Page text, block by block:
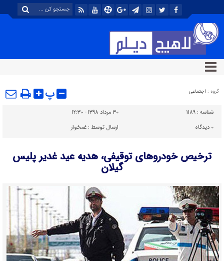
گروه : اجتماعی پ
شناسه : ۱۱۸۹
۳۰ مرداد ۱۳۹۸ - ۱۲:۳۰
۰ دیدگاه ارسال توسط :غمخوار
ترخیص خودروهای توقیفی، هدیه عید غدیر پلیس
گیلان